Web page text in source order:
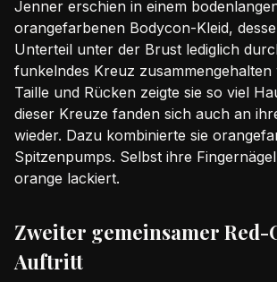
Jenner erschien in einem
orangefarbenen Bodycon-Kleid,
Unterteil unter der Brust lediglich
funkelndes Kreuz
Taille und Rücken zeigte sie so viel
dieser Kreuze fanden sich auch an
wieder. Dazu kombinierte sie
Spitzenpumps. Selbst ihre
orange lackiert.
Zweiter gemeinsamer Red-
Auftritt